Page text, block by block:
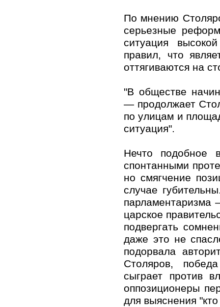
По мнению
серьезные
ситуация
правил, что
оттягиваются на
"В обществе
— продолжает
по улицам и
ситуация".
​Нечто подобное
спонтанными
но смягчение
случае
парламентаризма
царское
подвергать
даже это не
подорвала
Столяров,
сыграет против
оппозиционеры
для выяснения